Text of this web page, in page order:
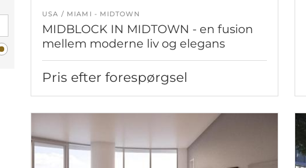
USA MIAMI - MIDTOWN
MIDBLOCK IN MIDTOWN - en fusion
mellem moderne liv og elegans
Pris efter forespørgsel